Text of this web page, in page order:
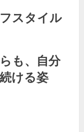
スタイル
も、自分
ける姿